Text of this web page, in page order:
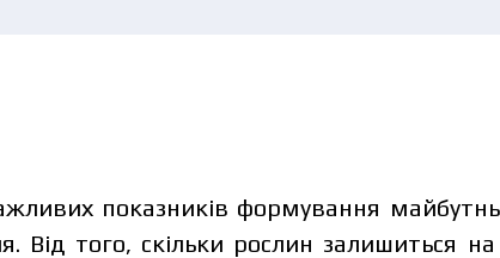
показників формування
Від того, скільки рослин залишиться